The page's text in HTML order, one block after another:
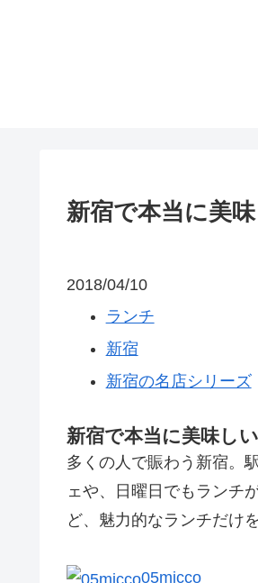
新宿で本当に美
2018/04/10
ランチ
新宿
新宿の名店シリーズ
新宿で本当に美味し
多くの人で賑わう新宿。
ェや、日曜日でもランチ
ど、魅力的なランチだけ
05micco